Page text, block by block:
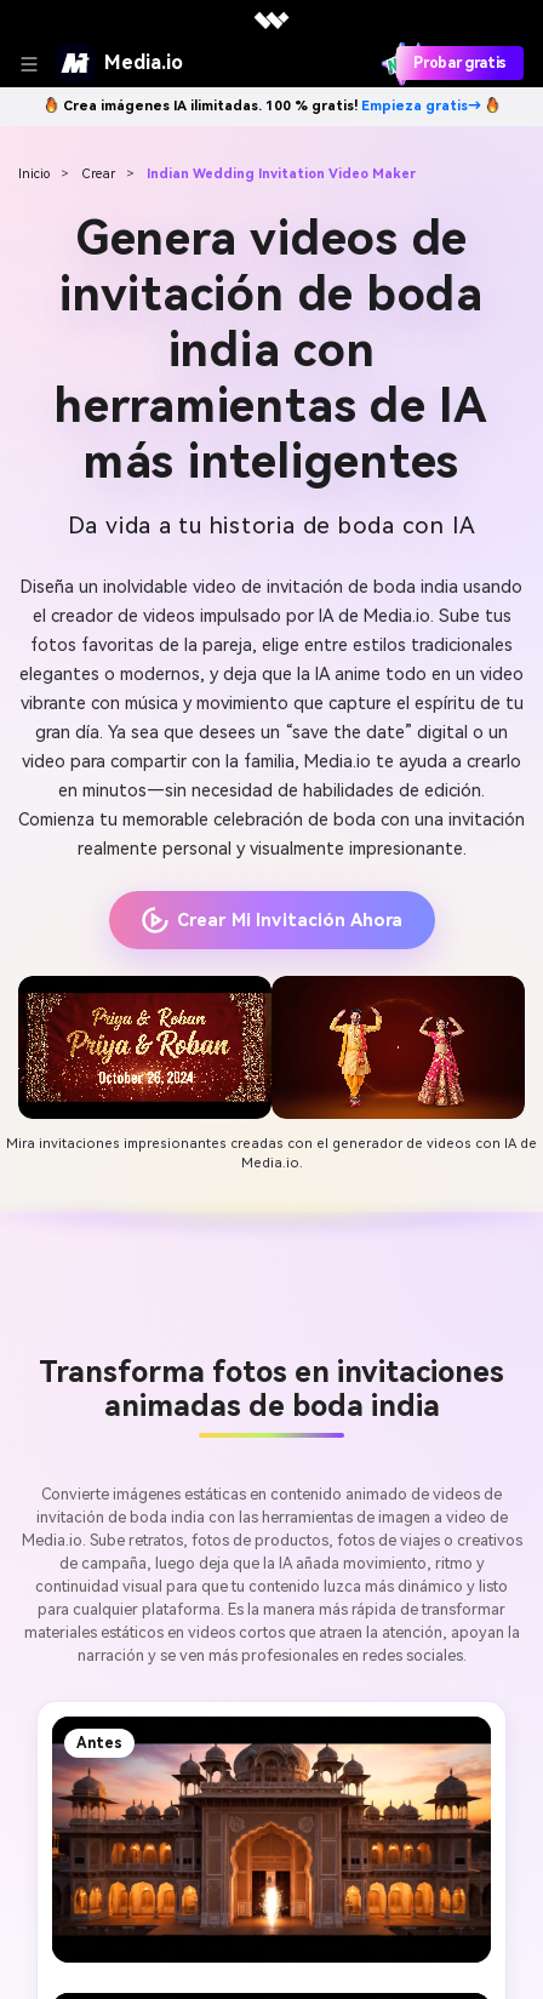
Media.io Probar gratis
Crea imágenes IA ilimitadas. 100 % gratis! Empieza gratis→
Inicio > Crear > Indian Wedding Invitation Video Maker
Genera videos de
invitación de boda
india con
herramientas de IA
más inteligentes
Da vida a tu historia de boda con IA
Diseña un inolvidable video de invitación de boda india usando
el creador de videos impulsado por IA de Media.io. Sube tus
fotos favoritas de la pareja, elige entre estilos tradicionales
elegantes o modernos, y deja que la IA anime todo en un video
vibrante con música y movimiento que capture el espíritu de tu
gran día. Ya sea que desees un “save the date” digital o un
video para compartir con la familia, Media.io te ayuda a crearlo
en minutos—sin necesidad de habilidades de edición.
Comienza tu memorable celebración de boda con una invitación
realmente personal y visualmente impresionante.
Crear Mi Invitación Ahora
Mira invitaciones impresionantes creadas con el generador de videos con IA de
Media.io.
Transforma fotos en invitaciones
animadas de boda india
Convierte imágenes estáticas en contenido animado de videos de
invitación de boda india con las herramientas de imagen a video de
Media.io. Sube retratos, fotos de productos, fotos de viajes o creativos
de campaña, luego deja que la IA añada movimiento, ritmo y
continuidad visual para que tu contenido luzca más dinámico y listo
para cualquier plataforma. Es la manera más rápida de transformar
materiales estáticos en videos cortos que atraen la atención, apoyan la
narración y se ven más profesionales en redes sociales.
Antes